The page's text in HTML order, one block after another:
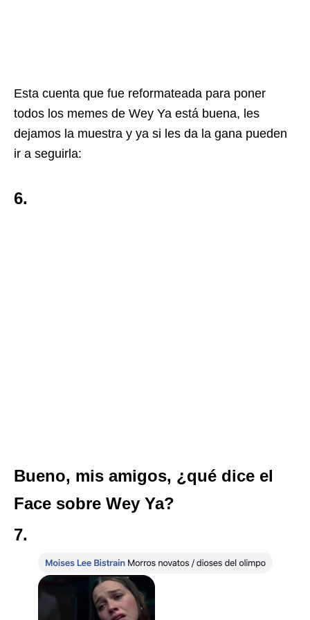
Esta cuenta que fue reformateada para poner
todos los memes de Wey Ya está buena, les
dejamos la muestra y ya si les da la gana pueden
ir a seguirla:
6.
Bueno, mis amigos, ¿qué dice el
Face sobre Wey Ya?
7.